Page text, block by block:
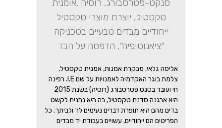
סנקט-פטרסבורג, רוסיה .אומנית
טקסטיל, יוצרת מוצרי טקסטיל
ייחודיים מבדים טבעיים בטכניקה
"ציאנוטופיה", הדפסה על הבד
אליסה גלאי, מבקרת אמנות, אמנית טקסטיל,
צלמת בוגר האקדמיה לאמנויות על שם I.E. רפינה
חי ועובד בסנט פטרסבורג (רוסיה) בשנת 2015
היא ארגנה סדנת טקסטיל, בה היא נהנית לקשט
בדים מהם היא תופרת דברים נעימים לך ולביתך. כל
הפריטים הם ייחודיים, עשויים בעבודת יד מבדים